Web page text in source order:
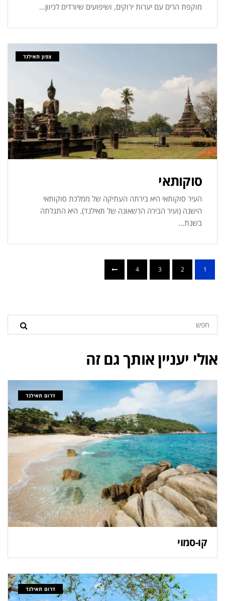
מוקפת הרים עם יערות ירוקים, ושיפועים שיורדים לכיוון…
צפון תאילנד
סוקותאי
העיר סוקותאי היא בירתה העתיקה של ממלכת סוקותאי
הישנה (ועיר הבירה הרשאונה של תאילנד). היא התגלתה
בשנת…
1
2
3
4
אולי יעניין אותך גם זה
דרום תאילנד
קו-סמוי
דרום תאילנד